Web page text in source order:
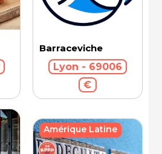
Barraceviche
Lyon - 69006
€
Amérique Latine